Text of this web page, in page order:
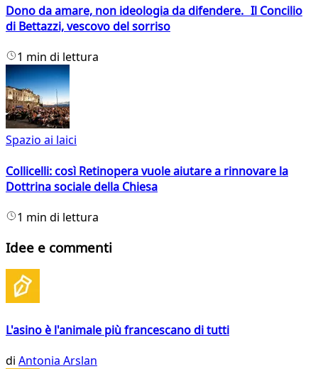
Dono da amare, non ideologia da difendere. Il Concilio
di Bettazzi, vescovo del sorriso
1 min di lettura
Spazio ai laici
Collicelli: così Retinopera vuole aiutare a rinnovare la
Dottrina sociale della Chiesa
1 min di lettura
Idee e commenti
L'asino è l'animale più francescano di tutti
di Antonia Arslan